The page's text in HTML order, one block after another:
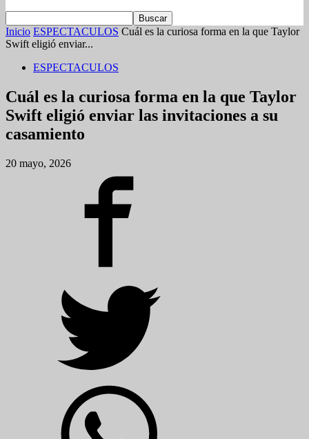
Inicio ESPECTACULOS Cuál es la curiosa forma en la que Taylor
Swift eligió enviar...
ESPECTACULOS
Cuál es la curiosa forma en la que Taylor
Swift eligió enviar las invitaciones a su
casamiento
20 mayo, 2026